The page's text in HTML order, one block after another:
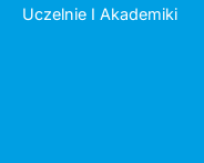
Uczelnie I Akademiki